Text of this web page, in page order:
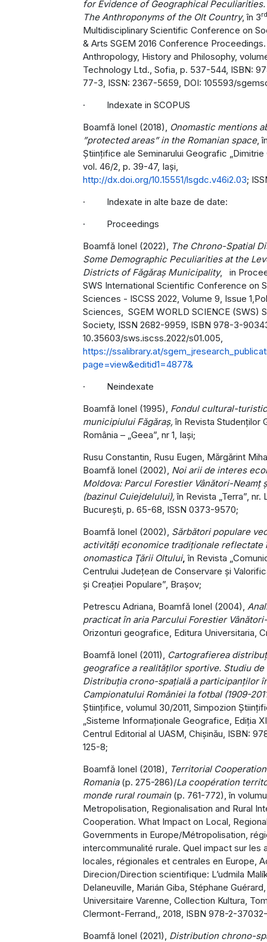
for Evidence of Geographical Peculiarities.
The Anthroponyms of the Olt Country, în 3rd
Multidisciplinary Scientific Conference on
& Arts SGEM 2016 Conference
Anthropology, History and Philosophy,
Technology Ltd., Sofia, p. 537-544, ISBN:
77-3, ISSN: 2367-5659, DOI: 105593/
· Indexate in SCOPUS
Boamfă Ionel (2018),
Onomastic mentions
”protected areas” in the Romanian space,
Științifice ale Seminarului Geografic „Dimitrie
vol. 46/2, p. 39-47, Iași,
http://dx.doi.org/10.15551/lsgdc.v46i2.03;
· Indexate in alte baze de date:
· Proceedings
Boamfă Ionel (2022),
The Chrono-Spatial
Some Demographic Peculiarities at the
Districts of Făgăraș Municipality, in
SWS International Scientific Conference on
Sciences - ISCSS 2022, Volume 9, Issue
Sciences, SGEM WORLD SCIENCE (SWS)
Society, ISSN 2682-9959, ISBN 978-3-
10.35603/sws.iscss.2022/s01.005,
https://ssalibrary.at/
page=view&editid1=4877&
· Neindexate
Boamfă Ionel (1995), Fondul cultural-
municipiului Făgăraş,în Revista Studenţilor
România – „Geea”, nr 1, Iaşi;
Rusu Constantin, Rusu Eugen, Mărgărint
Boamfă Ionel (2002), Noi arii de interes
Moldova: Parcul Forestier Vânători-Neamţ
(bazinul Cuiejdelului),în Revista „Terra”, nr.
Bucureşti, p. 65-68, ISSN 0373-9570;
Boamfă Ionel (2002), Sărbători populare
activităţi economice tradiţionale reflectate
onomastica Ţării Oltului, în Revista
Centrului Judeţean de Conservare şi
şi Creaţiei Populare”, Braşov;
Petrescu Adriana, Boamfă Ionel (2004),
practicat în aria Parcului Forestier
Orizonturi geografice, Editura Universitaria,
Boamfă Ionel (2011),
Cartografierea
geografice a realităţilor sportive. Studiu de
Distribuţia crono-spaţială a participanţilor
Campionatului României la fotbal (1909-
Ştiinţifice, volumul 30/2011, Simpozion
„Sisteme Informaţionale Geografice, Ediţia
Centrul Editorial al UASM, Chişinău, ISBN:
125-8;
Boamfă Ionel (2018),
Territorial
Romania (p. 275-286)/La coopération
monde rural roumain (p. 761-772), în
Metropolisation, Regionalisation and Rural
Cooperation. What Impact on Local,
Governments in Europe/Métropolisation,
intercommunalité rurale. Quel impact sur les
locales, régionales et centrales en Europe,
Direcion/Direction scientifique: L’udmila
Delaneuville, Marián Giba, Stéphane
Universitaire Varenne, Collection Kultura,
Clermont-Ferrand,, 2018, ISBN 978-2-
Boamfă Ionel (2021), Distribution chrono-